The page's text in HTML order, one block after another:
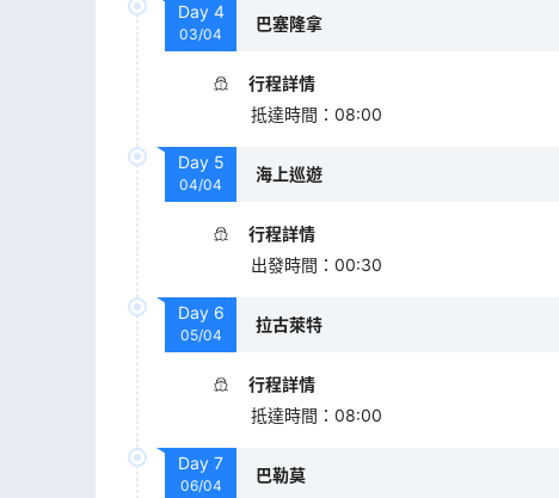
Day 4
03/04
巴塞隆拿
行程詳情
抵達時間 ： 08:00
Day 5
04/04
海上巡遊
行程詳情
出發時間 ： 00:30
Day 6
05/04
拉古萊特
行程詳情
抵達時間 ： 08:00
Day 7
06/04
巴勒莫